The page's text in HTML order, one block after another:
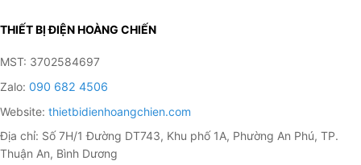
THIẾT BỊ ĐIỆN HOÀNG CHIẾN
MST: 3702584697
Zalo: 090 682 4506
Website: thietbidienhoangchien.com
Địa chỉ: Số 7H/1 Đường DT743, Khu phố 1A, Phường An Phú, TP.
Thuận An, Bình Dương